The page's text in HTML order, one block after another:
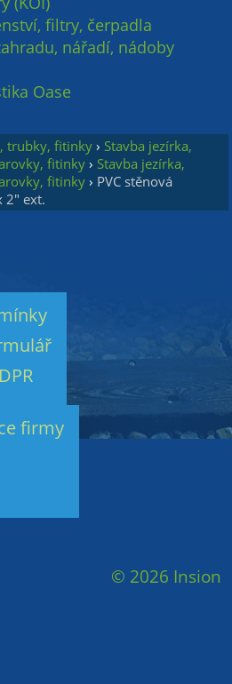
filtry, čerpadla
nářadí, nádoby
Oase
trubky, fitinky › Stavba jezírka,
fitinky › Stavba jezírka,
fitinky › PVC stěnová
2" ext.
firmy
© 2026 Insion